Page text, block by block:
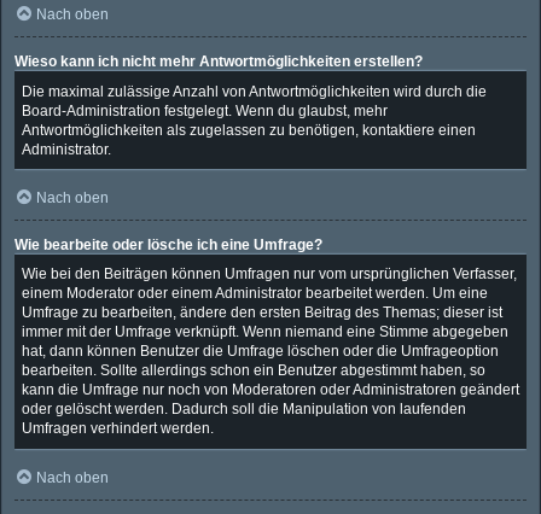
Nach oben
Wieso kann ich nicht mehr Antwortmöglichkeiten erstellen?
Die maximal zulässige Anzahl von Antwortmöglichkeiten wird durch die
Board-Administration festgelegt. Wenn du glaubst, mehr
Antwortmöglichkeiten als zugelassen zu benötigen, kontaktiere einen
Administrator.
Nach oben
Wie bearbeite oder lösche ich eine Umfrage?
Wie bei den Beiträgen können Umfragen nur vom ursprünglichen Verfasser,
einem Moderator oder einem Administrator bearbeitet werden. Um eine
Umfrage zu bearbeiten, ändere den ersten Beitrag des Themas; dieser ist
immer mit der Umfrage verknüpft. Wenn niemand eine Stimme abgegeben
hat, dann können Benutzer die Umfrage löschen oder die Umfrageoption
bearbeiten. Sollte allerdings schon ein Benutzer abgestimmt haben, so
kann die Umfrage nur noch von Moderatoren oder Administratoren geändert
oder gelöscht werden. Dadurch soll die Manipulation von laufenden
Umfragen verhindert werden.
Nach oben